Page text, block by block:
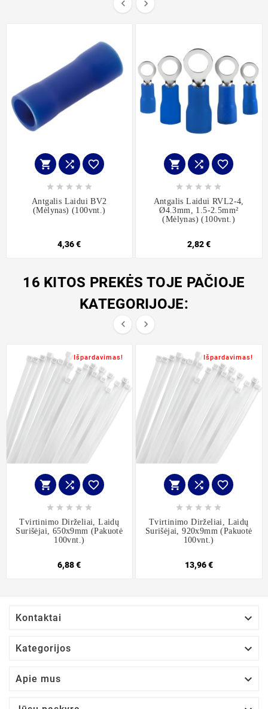
 
  
    
Antgalis Laidui BV2
(mėlynas) (100vnt.)
4,36 €
  
    
Antgalis Laidui RVL2-4,
Ø4.3mm, 1.5-2.5mm²
(mėlynas) (100vnt.)
2,82 €
16 KITOS PREKĖS TOJE PAČIOJE
KATEGORIJOJE:
 
Išpardavimas!
  
    
Tvirtinimo Dirželiai, Laidų
Surišėjai, 650x9mm (pakuotė
100vnt.)
6,88 €
Išpardavimas!
  
    
Tvirtinimo Dirželiai, Laidų
Surišėjai, 920x9mm (pakuotė
100vnt.)
13,96 €
Kontaktai 
Kategorijos 
Apie mus 